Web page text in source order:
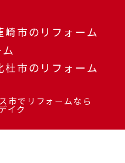
崎市のリフォーム
杜市のリフォーム
市でリフォームなら
イク